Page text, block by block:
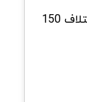
فرض کنین قصد دارین بیت کوین را در قیمت 100,000 دلار خریداری کنین. در لحظه ثبت سفارش، قیمت بازار تغییر میکنه و معامله شما در 100,150 دلار انجام میشه. این اختلاف 150